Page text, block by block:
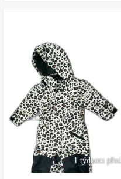
1 týdnem před